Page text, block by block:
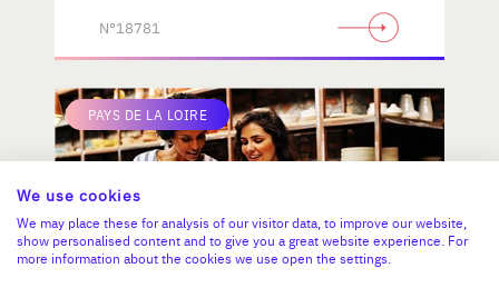
N°18781
PAYS DE LA LOIRE
We use cookies
We may place these for analysis of our visitor data, to improve our website,
show personalised content and to give you a great website experience. For
more information about the cookies we use open the settings.